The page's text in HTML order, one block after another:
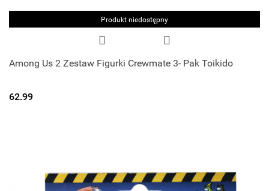
Produkt niedostępny
Among Us 2 Zestaw Figurki Crewmate 3- Pak Toikido
62.99